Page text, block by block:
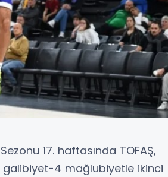
17. haftasında TOFAŞ,
galibiyet-4 mağlubiyetle ikinci